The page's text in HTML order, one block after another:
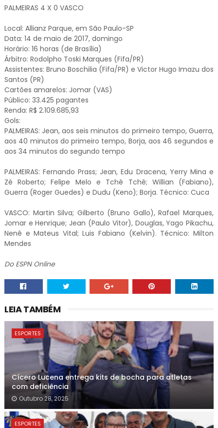
PALMEIRAS 4 X 0 VASCO
Local: Allianz Parque, em São Paulo-SP
Data: 14 de maio de 2017, domingo
Horário: 16 horas (de Brasília)
Árbitro: Rodolpho Toski Marques (Fifa/PR)
Assistentes: Bruno Boschilia (Fifa/PR) e Victor Hugo Imazu dos
Santos (PR)
Cartões amarelos: Jomar (VAS)
Público: 33.425 pagantes
Renda: R$ 2.109.685,93
Gols:
PALMEIRAS: Jean, aos seis minutos do primeiro tempo, Guerra,
aos 40 minutos do primeiro tempo, Borja, aos 46 segundos e
aos 34 minutos do segundo tempo
PALMEIRAS: Fernando Prass; Jean, Edu Dracena, Yerry Mina e
Zé Roberto; Felipe Melo e Tchê Tchê; Willian (Fabiano),
Guerra (Roger Guedes) e Dudu (Keno); Borja. Técnico: Cuca
VASCO: Martin Silva; Gilberto (Bruno Gallo), Rafael Marques,
Jomar e Henrique; Jean (Paulo Vitor), Douglas, Yago Pikachu,
Nenê e Mateus Vital; Luis Fabiano (Kelvin). Técnico: Milton
Mendes
Do ESPN Online
LEIA TAMBÉM
ESPORTES
Cícero Lucena entrega kits de bocha para atletas
com deficiência
Outubro 28, 2025
ESPORTES